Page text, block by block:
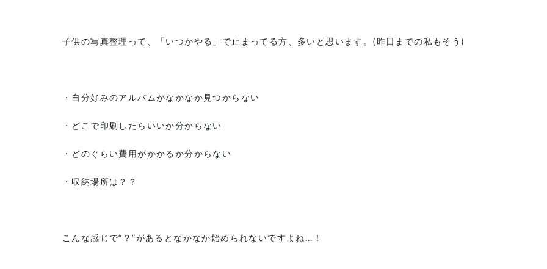
子供の写真整理って、「いつかやる」で止まってる方、多いと思います。(昨日までの私もそう)
・自分好みのアルバムがなかなか見つからない
・どこで印刷したらいいか分からない
・どのぐらい費用がかかるか分からない
・収納場所は？？
こんな感じで”？”があるとなかなか始められないですよね…！